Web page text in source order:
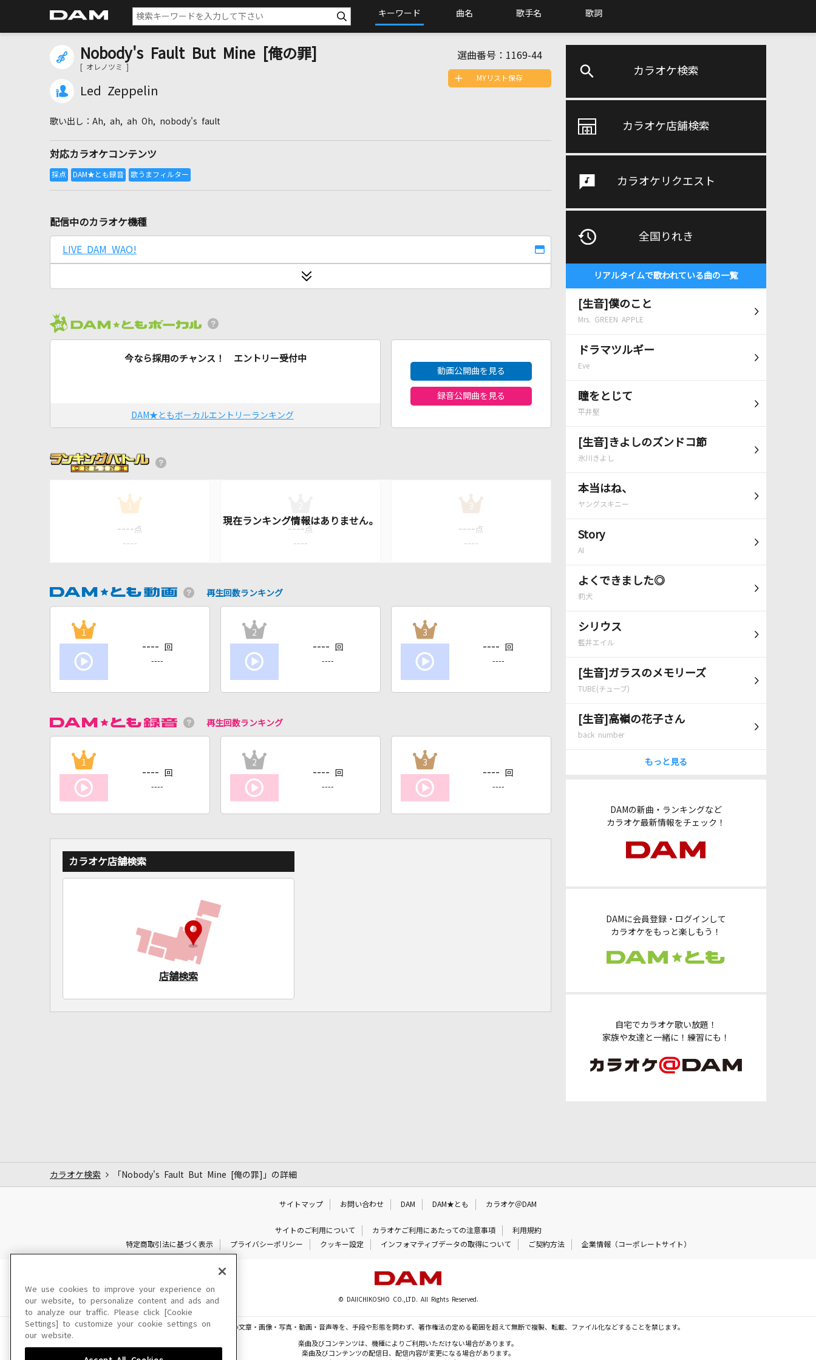
キーワード 曲名 歌手名 歌詞
カラオケ検索
カラオケ店舗検索
カラオケリクエスト
全国りれき
リアルタイムで歌われている曲の一覧
[生音]僕のこと
Mrs. GREEN APPLE
ドラマツルギー
Eve
瞳をとじて
平井堅
[生音]きよしのズンドコ節
氷川きよし
本当はね、
ヤングスキニー
Story
AI
よくできました◎
莉犬
シリウス
藍井エイル
[生音]ガラスのメモリーズ
TUBE(チューブ)
[生音]高嶺の花子さん
back number
もっと見る
DAMの新曲・ランキングなど
カラオケ最新情報をチェック！
DAMに会員登録・ログインして
カラオケをもっと楽しもう！
自宅でカラオケ歌い放題！
家族や友達と一緒に！練習にも！
Nobody's Fault But Mine [俺の罪]
[ オレノツミ ]
Led Zeppelin
選曲番号： 1169-44
Ah, ah, ah Oh, nobody's fault
対応カラオケコンテンツ
MYリスト保存
配信中のカラオケ機種
LIVE DAM WAO!
今なら採用のチャンス！ エントリー受付中
DAM★ともボーカルエントリーランキング
動画公開曲を見る
録音公開曲を見る
1
---- 点
----
---- 点
----
3
---- 点
----
再生回数ランキング
1
---- 回
----
2
---- 回
----
3
---- 回
----
再生回数ランキング
1
---- 回
----
2
---- 回
----
3
---- 回
----
カラオケ店舗検索
店舗検索
カラオケ検索 「Nobody's Fault But Mine [俺の罪]」の詳細
サイトマップ お問い合わせ DAM DAM★とも カラオケ＠DAM
サイトのご利用について カラオケご利用にあたっての注意事項
利用規約
特定商取引法に基づく表示
プライバシーポリシー クッキー設定 インフォマティブデータの取得について ご契約方法 企業情報（コーポレートサイト）
© DAIICHIKOSHO CO.,LTD. All Rights Reserved.
このサイトに掲載されている一切の文章・画像・写真・動画・音声等を、手段や形態を問わず、著作権法の定める範囲を超えて無断で複製、転載、ファイル化などすることを禁じます。
楽曲及びコンテンツは、機種によりご利用いただけない場合があります。
楽曲及びコンテンツの配信日、配信内容が変更になる場合があります。
We use cookies to improve your experience on
our website, to personalize content and ads and
to analyze our traffic. Please click [Cookie
Settings] to customize your cookie settings on
our website.